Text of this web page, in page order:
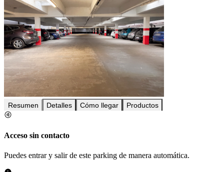
Resumen Detalles Cómo llegar Productos
Acceso sin contacto
Puedes entrar y salir de este parking de manera automática.